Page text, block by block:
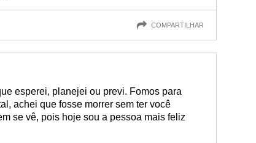
COMPARTILHAR
esperei, planejei ou previ. Fomos para
achei que fosse morrer sem ter você
se vê, pois hoje sou a pessoa mais feliz